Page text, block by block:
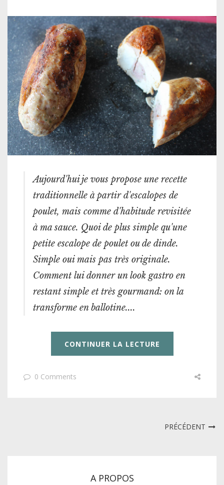
Aujourd'hui je vous propose une recette
traditionnelle à partir d'escalopes de
poulet, mais comme d'habitude revisitée
à ma sauce. Quoi de plus simple qu'une
petite escalope de poulet ou de dinde.
Simple oui mais pas très originale.
Comment lui donner un look gastro en
restant simple et très gourmand: on la
transforme en ballotine....
CONTINUER LA LECTURE
0 Comments
PRÉCÉDENT
A PROPOS